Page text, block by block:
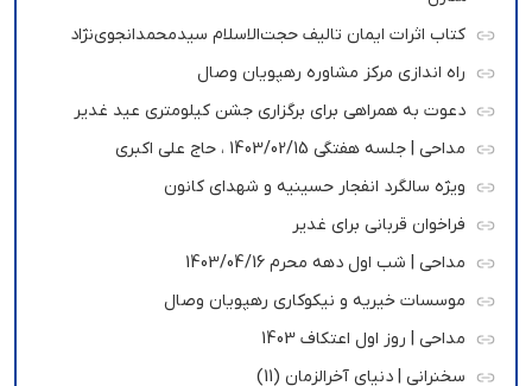
کتاب اثرات ایمان تالیف حجت‌الاسلام سیدمحمدانجوی‌نژاد
راه اندازی مرکز مشاوره رهپویان وصال
دعوت به همراهی برای برگزاری جشن کیلومتری عید غدیر
مداحی | جلسه هفتگی 1403/02/15 ، حاج علی اکبری
ویژه سالگرد انفجار حسینیه و شهدای کانون
فراخوان قربانی برای غدیر
مداحی | شب اول دهه محرم 1403/04/16
موسسات خیریه و نیکوکاری رهپویان وصال
مداحی | روز اول اعتکاف 1403
سخنرانی | دنیای آخرالزمان (11)